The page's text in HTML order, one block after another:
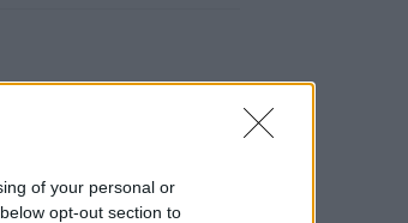
of your personal or
opt-out section to